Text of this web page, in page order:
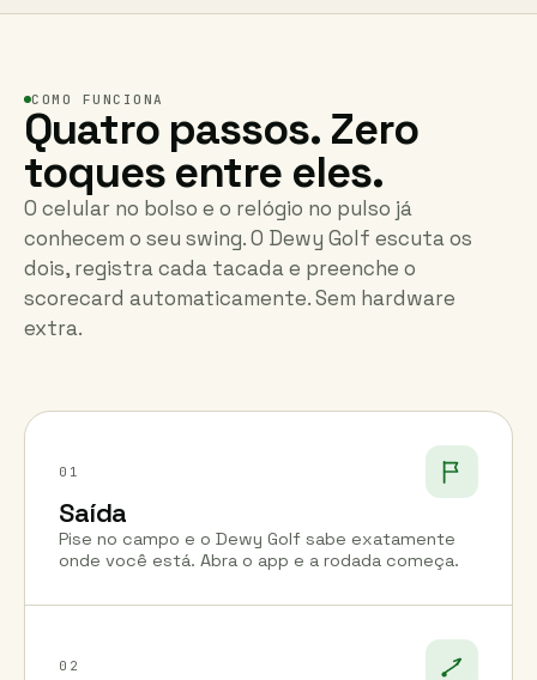
COMO FUNCIONA
Quatro passos. Zero
toques entre eles.
O celular no bolso e o relógio no pulso já
conhecem o seu swing. O Dewy Golf escuta os
dois, registra cada tacada e preenche o
scorecard automaticamente. Sem hardware
extra.
01
Saída
Pise no campo e o Dewy Golf sabe exatamente
onde você está. Abra o app e a rodada começa.
02